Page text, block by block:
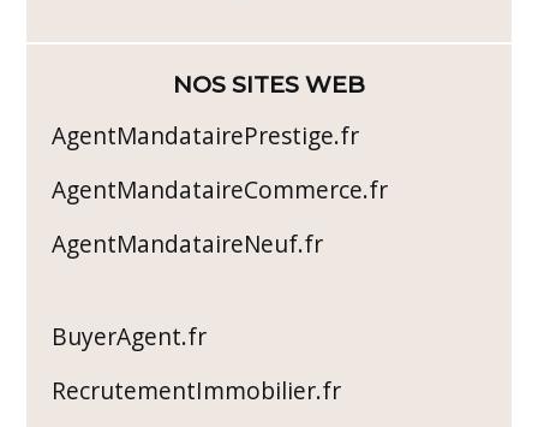
NOS SITES WEB
AgentMandatairePrestige.fr
AgentMandataireCommerce.fr
AgentMandataireNeuf.fr
BuyerAgent.fr
RecrutementImmobilier.fr